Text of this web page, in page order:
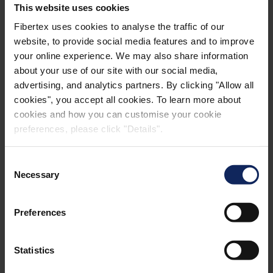
This website uses cookies
Fibertex uses cookies to analyse the traffic of our
website, to provide social media features and to improve
your online experience. We may also share information
about your use of our site with our social media,
advertising, and analytics partners. By clicking "Allow all
cookies", you accept all cookies. To learn more about
cookies and how you can customise your cookie
preferences, please click "Details".
Selection
Necessary
Preferences
Statistics